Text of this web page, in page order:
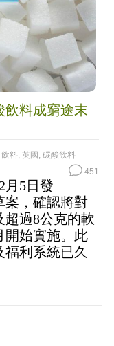
飲料成窮途末
飲料 英國 碳酸飲料
451
月5日發
案，確認將對
超過8公克的軟
開始實施。此
利系統已久